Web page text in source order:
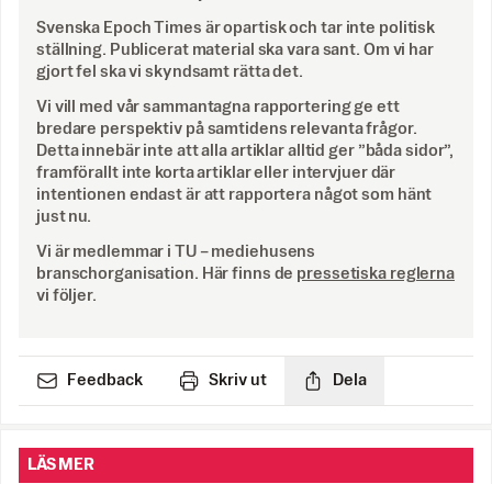
Svenska Epoch Times är opartisk och tar inte politisk
ställning. Publicerat material ska vara sant. Om vi har
gjort fel ska vi skyndsamt rätta det.
Vi vill med vår sammantagna rapportering ge ett
bredare perspektiv på samtidens relevanta frågor.
Detta innebär inte att alla artiklar alltid ger ”båda sidor”,
framförallt inte korta artiklar eller intervjuer där
intentionen endast är att rapportera något som hänt
just nu.
Vi är medlemmar i TU – mediehusens
branschorganisation. Här finns de pressetiska reglerna
vi följer.
Feedback Skriv ut Dela
LÄS MER